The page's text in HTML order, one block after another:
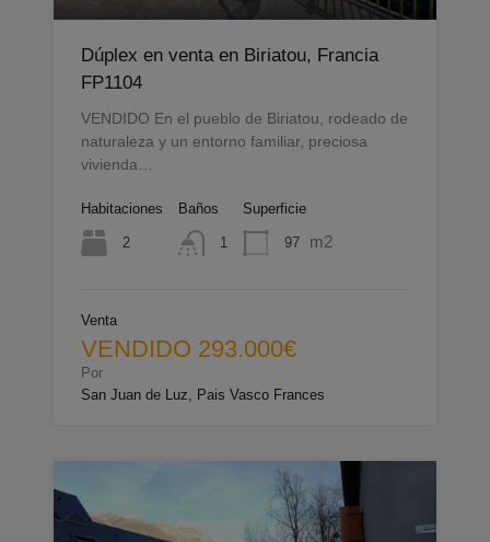
Dúplex en venta en Biriatou, Francia
FP1104
VENDIDO En el pueblo de Biriatou, rodeado de
naturaleza y un entorno familiar, preciosa
vivienda…
Habitaciones
2
Baños
1
Superficie
97 m2
Venta
VENDIDO 293.000€
Por
San Juan de Luz, Pais Vasco Frances